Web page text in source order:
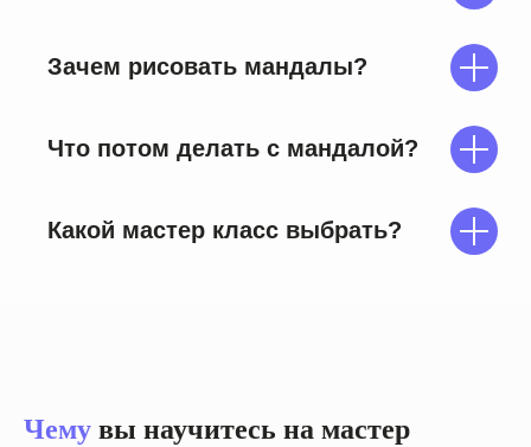
Зачем рисовать мандалы?
Что потом делать с мандалой?
Какой мастер класс выбрать?
Чему вы научитесь на мастер